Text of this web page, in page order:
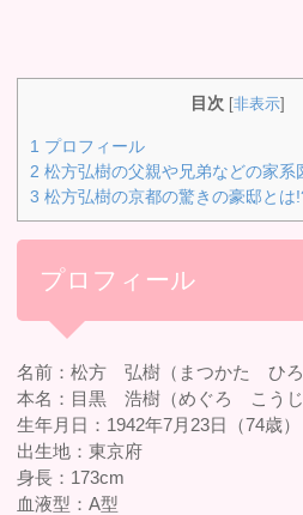
目次 [非表示]
1 プロフィール
2 松方弘樹の父親や兄弟などの家系
3 松方弘樹の京都の驚きの豪邸とは
プロフィール
名前：松方 弘樹（まつかた ひろ
本名：目黒 浩樹（めぐろ こうじ
生年月日：1942年7月23日（74歳）
出生地：東京府
身長：173cm
血液型：A型